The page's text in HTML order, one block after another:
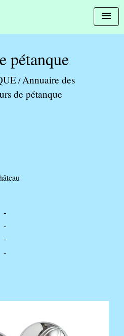
menu
pétanque
/Annuaire des
de pétanque
-
-
-
-